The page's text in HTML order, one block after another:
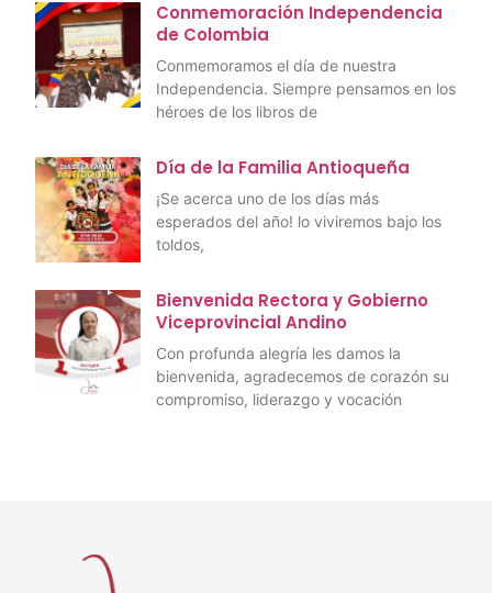
Conmemoración Independencia
de Colombia
Conmemoramos el día de nuestra
Independencia. Siempre pensamos en los
héroes de los libros de
Día de la Familia Antioqueña
¡Se acerca uno de los días más
esperados del año! lo viviremos bajo los
toldos,
Bienvenida Rectora y Gobierno
Viceprovincial Andino
Con profunda alegría les damos la
bienvenida, agradecemos de corazón su
compromiso, liderazgo y vocación